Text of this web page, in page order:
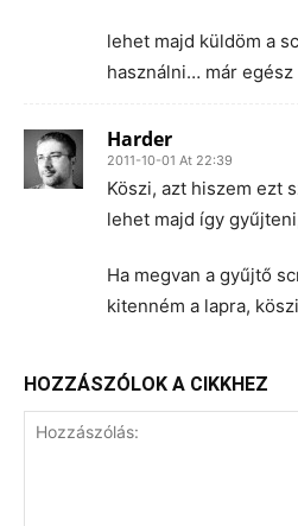
lehet majd küldöm a
használni… már
Harder
2011-10-01 At 22:39
Köszi, azt hiszem ezt
lehet majd így
Ha megvan a gyűjtő
kitenném a lapra,
HOZZÁSZÓLOK A CIKKHEZ